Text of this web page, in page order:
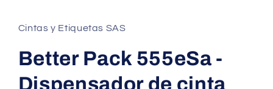
ventana
modal
Cintas y Etiquetas SAS
Better Pack 555eSa -
Dispensador de cinta